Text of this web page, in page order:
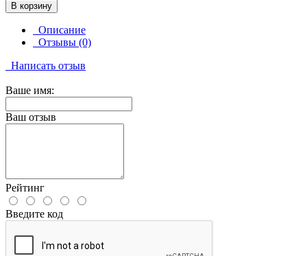
В корзину
Описание
Отзывы (0)
Написать отзыв
Ваше имя:
Ваш отзыв
Рейтинг
Введите код